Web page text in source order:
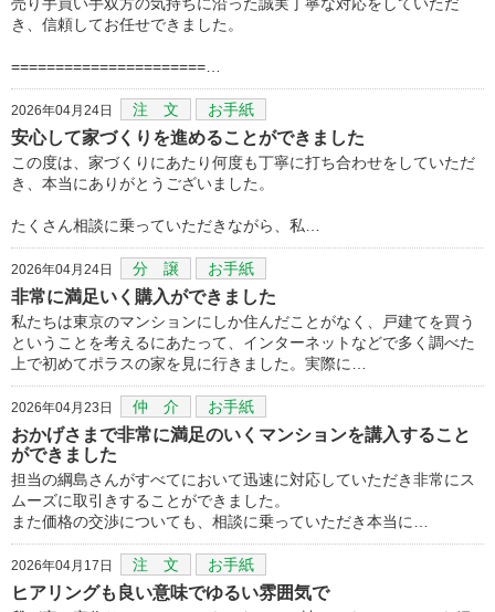
き、信頼してお任せできました。
======================…
2026年04月24日 注 文 お手紙
安心して家づくりを進めることができました
この度は、家づくりにあたり何度も丁寧に打ち合わせをしていただ
き、本当にありがとうございました。
たくさん相談に乗っていただきながら、私…
2026年04月24日 分 譲 お手紙
非常に満足いく購入ができました
私たちは東京のマンションにしか住んだことがなく、戸建てを買う
ということを考えるにあたって、インターネットなどで多く調べた
上で初めてポラスの家を見に行きました。実際に…
2026年04月23日 仲 介 お手紙
おかげさまで非常に満足のいくマンションを講入すること
ができました
担当の綱島さんがすべてにおいて迅速に対応していただき非常にス
ムーズに取引きすることができました。
また価格の交渉についても、相談に乗っていただき本当に…
2026年04月17日 注 文 お手紙
ヒアリングも良い意味でゆるい雰囲気で